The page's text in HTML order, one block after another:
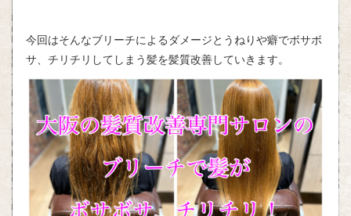
今回はそんなブリーチによるダメージとうねりや癖でボサボ
サ、チリチリしてしまう髪を髪質改善していきます。